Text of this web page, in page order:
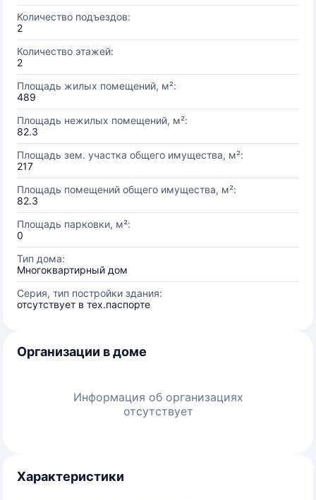
Количество подъездов:
2
Количество этажей:
2
Площадь жилых помещений, м²:
489
Площадь нежилых помещений, м²:
82.3
Площадь зем. участка общего имущества, м²:
217
Площадь помещений общего имущества, м²:
82.3
Площадь парковки, м²:
0
Тип дома:
Многоквартирный дом
Серия, тип постройки здания:
отсутствует в тех.паспорте
Организации в доме
Информация об организациях
отсутствует
Характеристики